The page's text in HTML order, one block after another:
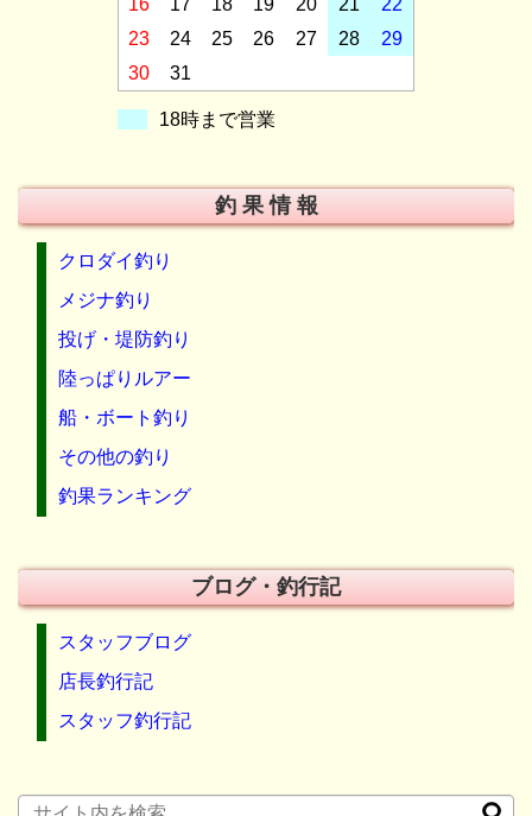
16 17 18 19 20 21
22
23
24 25 26 27 28
29
30
31
18時まで営業
釣 果 情 報
クロダイ釣り
メジナ釣り
投げ・堤防釣り
陸っぱりルアー
船・ボート釣り
その他の釣り
釣果ランキング
ブログ・釣行記
スタッフブログ
店長釣行記
スタッフ釣行記